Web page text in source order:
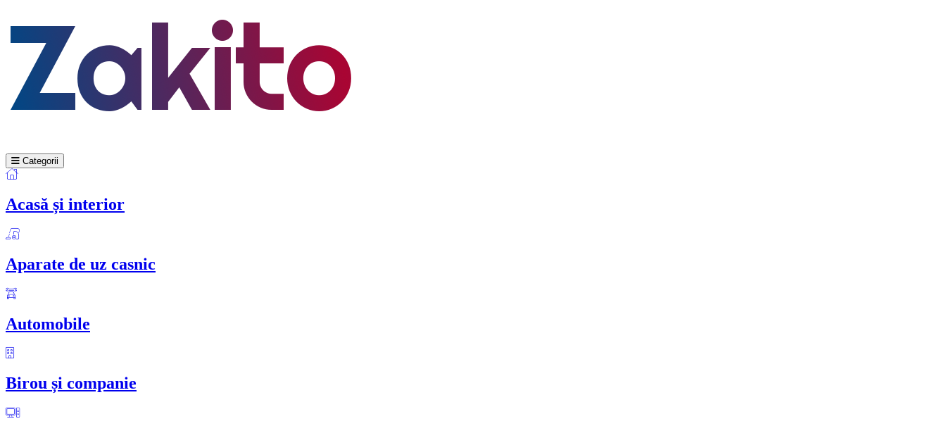
Categorii
Acasă și interior
Aparate de uz casnic
Automobile
Birou și companie